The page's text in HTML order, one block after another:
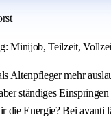
Minijob, Teilzeit,
Altenpfleger mehr
ständiges
die Energie? Bei avanti